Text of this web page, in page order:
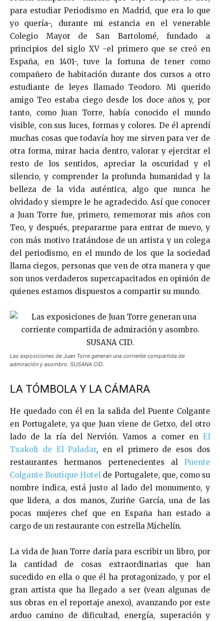
para estudiar Periodismo en Madrid, que era lo que
yo quería-, durante mi estancia en el venerable
Colegio Mayor de San Bartolomé, fundado a
principios del siglo XV -el primero que se creó en
España, en 1401-, tuve la fortuna de tener como
compañero de habitación durante dos cursos a otro
estudiante de leyes llamado Teodoro. Mi querido
amigo Teo estaba ciego desde los doce años y, por
tanto, como Juan Torre, había conocido el mundo
visible, con sus luces, formas y colores. De él aprendí
muchas cosas que todavía hoy me sirven para ver de
otra forma, mirar hacia dentro, valorar y ejercitar el
resto de los sentidos, apreciar la oscuridad y el
silencio, y comprender la profunda humanidad y la
belleza de la vida auténtica, algo que nunca he
olvidado y siempre le he agradecido. Así que conocer
a Juan Torre fue, primero, rememorar mis años con
Teo, y después, prepararme para entrar de nuevo, y
con más motivo tratándose de un artista y un colega
del periodismo, en el mundo de los que la sociedad
llama ciegos, personas que ven de otra manera y que
son unos verdaderos supercapacitados en opinión de
quienes estamos dispuestos a compartir su mundo.
Las exposiciones de Juan Torre generan una corriente compartida de
admiración y asombro. SUSANA CID.
LA TÓMBOLA Y LA CÁMARA
He quedado con él en la salida del Puente Colgante
en Portugalete, ya que Juan viene de Getxo, del otro
lado de la ría del Nervión. Vamos a comer en El
Txakoli de El Paladar, en el primero de esos dos
restaurantes hermanos pertenecientes al Puente
Colgante Boutique Hotel de Portugalete, que, como su
nombre indica, está justo al lado del monumento, y
que lidera, a dos manos, Zuriñe García, una de las
pocas mujeres chef que en España han estado a
cargo de un restaurante con estrella Michelín.
La vida de Juan Torre daría para escribir un libro, por
la cantidad de cosas extraordinarias que han
sucedido en ella o que él ha protagonizado, y por el
gran artista que ha llegado a ser (vean algunas de
sus obras en el reportaje anexo), avanzando por este
arduo camino de dificultad, energía, superación y